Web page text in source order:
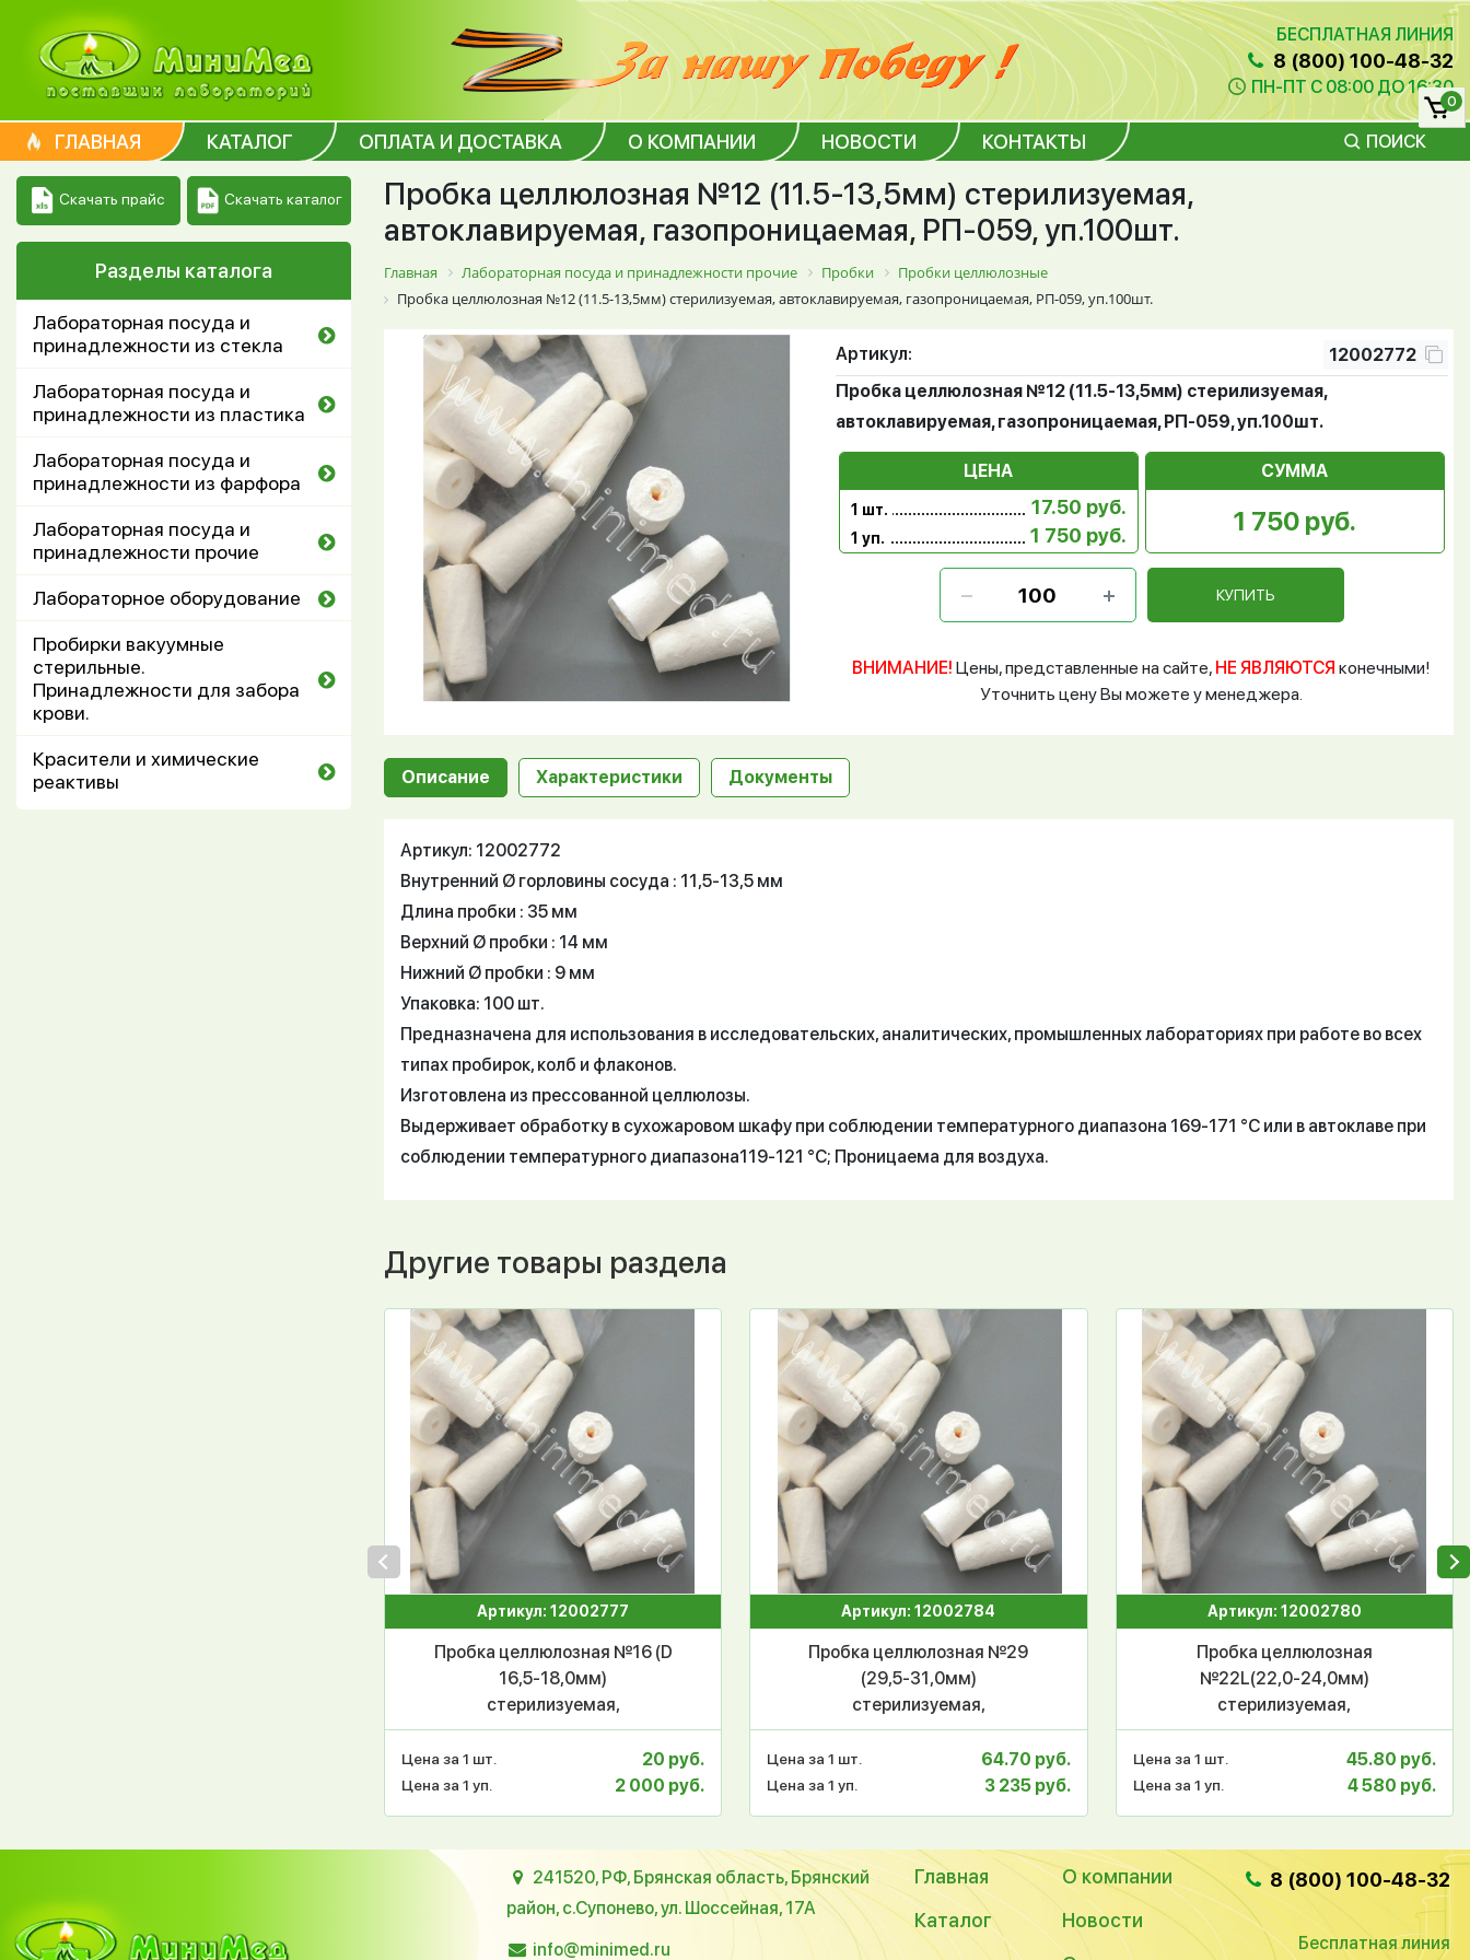
БЕСПЛАТНАЯ ЛИНИЯ
8 (800) 100-48-32
ПН-ПТ С 08:00 ДО 16:30
ГЛАВНАЯ КАТАЛОГ ОПЛАТА И ДОСТАВКА О КОМПАНИИ НОВОСТИ КОНТАКТЫ ПОИСК
0
Скачать прайс Скачать каталог
Разделы каталога
Лабораторная посуда и
принадлежности из стекла
Лабораторная посуда и
принадлежности из пластика
Лабораторная посуда и
принадлежности из фарфора
Лабораторная посуда и
принадлежности прочие
Лабораторное оборудование
Пробирки вакуумные
стерильные.
Принадлежности для забора
крови.
Красители и химические
реактивы
Пробка целлюлозная №12 (11.5-13,5мм) стерилизуемая,
автоклавируемая, газопроницаемая, РП-059, уп.100шт.
Главная Лабораторная посуда и принадлежности прочие Пробки
Пробки целлюлозные
Пробка целлюлозная №12 (11.5-13,5мм) стерилизуемая, автоклавируемая, газопроницаемая, РП-059, уп.100шт.
Артикул:
12002772
Пробка целлюлозная №12 (11.5-13,5мм) стерилизуемая,
автоклавируемая, газопроницаемая, РП-059, уп.100шт.
ЦЕНА
1 шт. 17.50 руб.
1 уп. 1 750 руб.
СУММА
1 750 руб.
КУПИТЬ
ВНИМАНИЕ! Цены, представленные на сайте, НЕ ЯВЛЯЮТСЯ конечными!
Уточнить цену Вы можете у менеджера.
Описание Характеристики Документы
Артикул: 12002772
Внутренний Ø горловины сосуда : 11,5-13,5 мм
Длина пробки : 35 мм
Верхний Ø пробки : 14 мм
Нижний Ø пробки : 9 мм
Упаковка: 100 шт.
Предназначена для использования в исследовательских, аналитических, промышленных лабораториях при работе во всех
типах пробирок, колб и флаконов.
Изготовлена из прессованной целлюлозы.
Выдерживает обработку в сухожаровом шкафу при соблюдении температурного диапазона 169-171 °С или в автоклаве при
соблюдении температурного диапазона119-121 °С; Проницаема для воздуха.
Другие товары раздела
Артикул: 12002777
Пробка целлюлозная №16 (D
16,5-18,0мм)
стерилизуемая,
автоклавируемая,
газопроницаемая, РП-071,
Цена за 1 шт. 20 руб.
Цена за 1 уп. 2 000 руб.
Артикул: 12002784
Пробка целлюлозная №29
(29,5-31,0мм)
стерилизуемая,
автоклавируемая,
газопроницаемая, РП-081,
Цена за 1 шт. 64.70 руб.
Цена за 1 уп. 3 235 руб.
Артикул: 12002780
Пробка целлюлозная
№22L(22,0-24,0мм)
стерилизуемая,
автоклавируемая,
газопроницаемая, РП-078,
Цена за 1 шт. 45.80 руб.
Цена за 1 уп. 4 580 руб.
241520, РФ, Брянская область, Брянский
район, с.Супонево, ул. Шоссейная, 17А
info@minimed.ru
Главная
О компании
Каталог
Новости
8 (800) 100-48-32
Бесплатная линия